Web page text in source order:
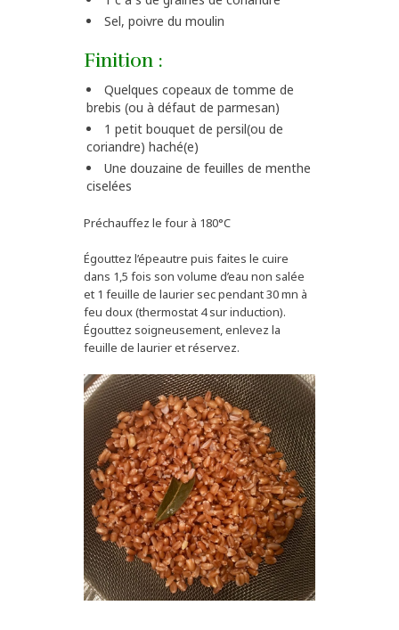
Sel, poivre du moulin
Finition :
Quelques copeaux de tomme de
brebis (ou à défaut de parmesan)
1 petit bouquet de persil(ou de
coriandre) haché(e)
Une douzaine de feuilles de menthe
ciselées
Préchauffez le four à 180°C
Égouttez l’épeautre puis faites le cuire
dans 1,5 fois son volume d’eau non salée
et 1 feuille de laurier sec pendant 30 mn à
feu doux (thermostat 4 sur induction).
Égouttez soigneusement, enlevez la
feuille de laurier et réservez.